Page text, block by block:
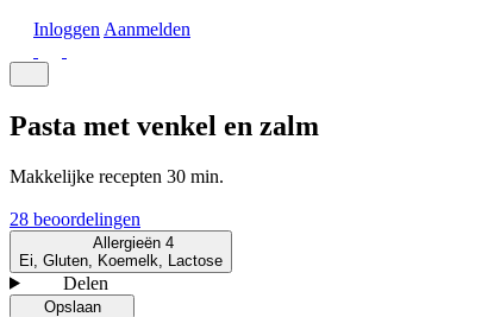
Inloggen Aanmelden
Pasta met venkel en zalm
Makkelijke recepten 30 min.
28 beoordelingen
Allergieën 4
Ei, Gluten, Koemelk, Lactose
Delen
Opslaan